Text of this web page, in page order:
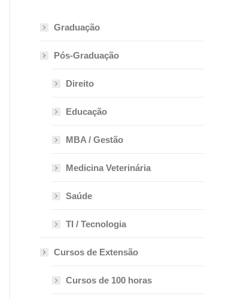
Graduação
Pós-Graduação
Direito
Educação
MBA / Gestão
Medicina Veterinária
Saúde
TI / Tecnologia
Cursos de Extensão
Cursos de 100 horas